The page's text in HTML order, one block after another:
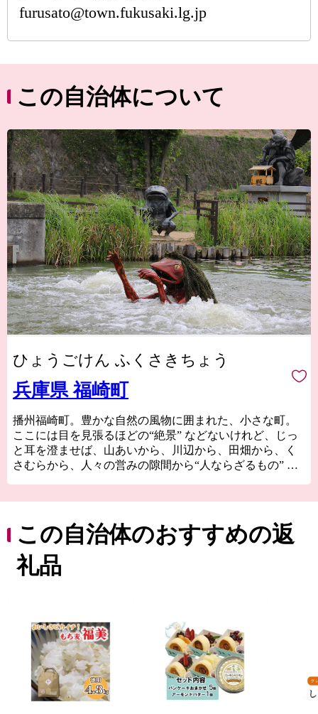
furusato@town.fukusaki.lg.jp
この自治体について
ひょうごけん ふくさきちょう
兵庫県 福崎町
播州福崎町。豊かな自然の風物に囲まれた、小さな町。
ここには目を見張るほどの“絶景” などないけれど、じっ
と耳を澄ませば、山あいから、川辺から、田畑から、く
さむらから、人々の営みの隙間から“人ならざるもの” の
この自治体のおすすめの返
礼品